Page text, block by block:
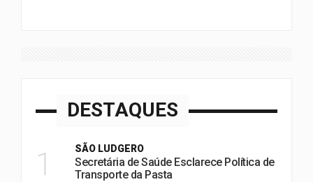
DESTAQUES
1 SÃO LUDGERO
Secretária de Saúde Esclarece Política de
Transporte da Pasta